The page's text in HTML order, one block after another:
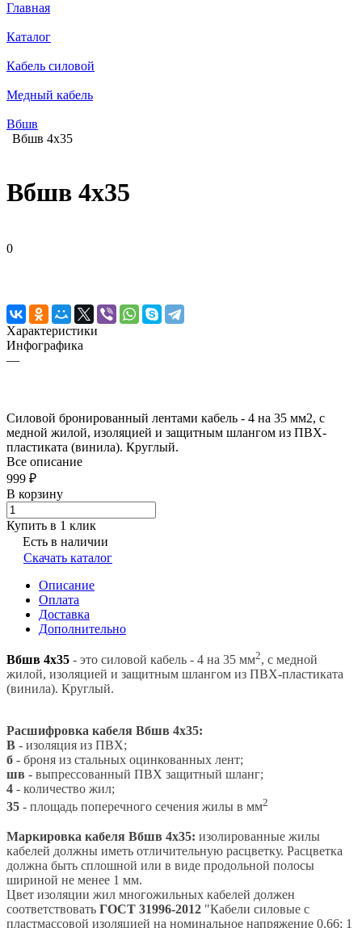
Главная
Каталог
Кабель силовой
Медный кабель
Вбшв
Вбшв 4х35
Вбшв 4х35
0
Характеристики
Инфографика
—
Силовой бронированный лентами кабель - 4 на 35 мм2, с
медной жилой, изоляцией и защитным шлангом из ПВХ-
пластиката (винила). Круглый.
Все описание
999 ₽
В корзину
Купить в 1 клик
Есть в наличии
Скачать каталог
Описание
Оплата
Доставка
Дополнительно
Вбшв 4х35 - это силовой кабель - 4 на 35 мм2, с медной
жилой, изоляцией и защитным шлангом из ПВХ-пластиката
(винила). Круглый.
Расшифровка кабеля Вбшв 4х35:
В - изоляция из ПВХ;
б - броня из стальных оцинкованных лент;
шв - выпрессованный ПВХ защитный шланг;
4 - количество жил;
35 - площадь поперечного сечения жилы в мм2
Маркировка кабеля Вбшв 4х35: изолированные жилы
кабелей должны иметь отличительную расцветку. Расцветка
должна быть сплошной или в виде продольной полосы
шириной не менее 1 мм.
Цвет изоляции жил многожильных кабелей должен
соответствовать ГОСТ 31996-2012 "Кабели силовые с
пластмассовой изоляцией на номинальное напряжение 0.66; 1